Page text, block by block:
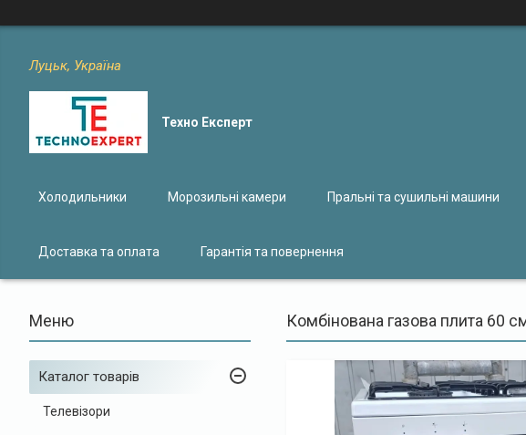
Луцьк, Україна
Техно Експерт
Холодильники Морозильні камери Пральні та сушильні машини
Доставка та оплата Гарантія та повернення
Каталог товарів
Телевізори
Комбінована газова плита 60